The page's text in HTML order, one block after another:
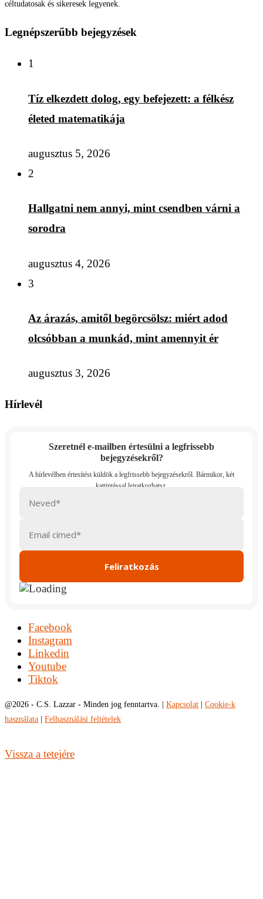
céltudatosak és sikeresek legyenek.
Legnépszerűbb bejegyzések
1
Tíz elkezdett dolog, egy befejezett: a félkész
életed matematikája
augusztus 5, 2026
2
Hallgatni nem annyi, mint csendben várni a
sorodra
augusztus 4, 2026
3
Az árazás, amitől begörcsölsz: miért adod
olcsóbban a munkád, mint amennyit ér
augusztus 3, 2026
Hírlevél
Szeretnél e-mailben értesülni a legfrissebb
bejegyzésekről?
Facebook
Instagram
Linkedin
Youtube
Tiktok
@2026 - C.S. Lazzar - Minden jog fenntartva. | Kapcsolat | Cookie-k
használata | Felhasználási feltételek
Vissza a tetejére